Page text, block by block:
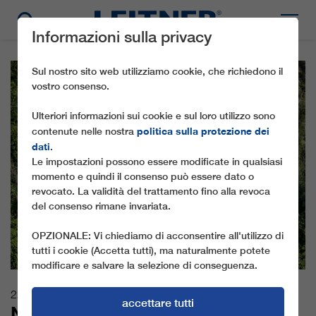
22.06.2021
Informazioni sulla privacy
Sul nostro sito web utilizziamo cookie, che richiedono il
vostro consenso.
Ulteriori informazioni sui cookie e sul loro utilizzo sono
contenute nelle nostra politica sulla protezione dei
dati.
Le impostazioni possono essere modificate in qualsiasi
momento e quindi il consenso può essere dato o
revocato. La validità del trattamento fino alla revoca
del consenso rimane invariata.
OPZIONALE: Vi chiediamo di acconsentire all'utilizzo di
tutti i cookie (Accetta tutti), ma naturalmente potete
modificare e salvare la selezione di conseguenza.
accettare tutti